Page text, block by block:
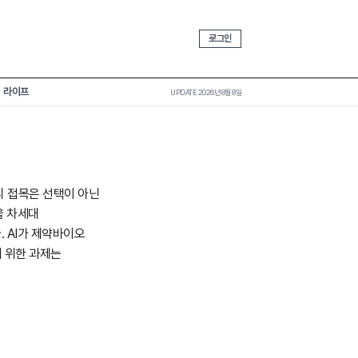
로그인
라이프 UPDATE 2026년 8월 8일
접목은 선택이 아닌
차세대
AI가 제약바이오
위한 과제는